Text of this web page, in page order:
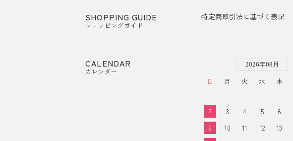
SHOPPING GUIDE
ショッピングガイド
特定商取引法に基づく表記
CALENDAR
カレンダー
2026年08月
日 月 火 水 木
2
3 4 5 6
9
10 11 12 13